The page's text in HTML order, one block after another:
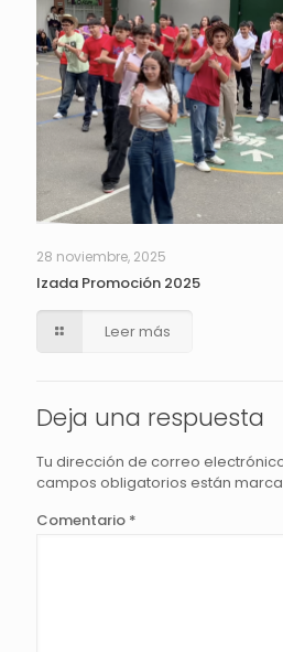
28 noviembre, 2025
Izada Promoción 2025
Leer más
Deja una respuesta
Tu dirección de correo
campos obligatorios están
Comentario *